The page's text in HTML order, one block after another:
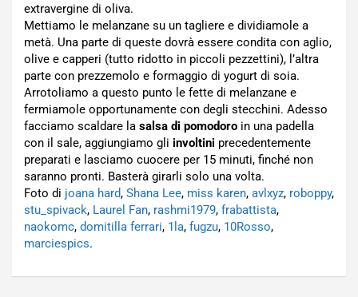
extravergine di oliva.
Mettiamo le melanzane su un tagliere e dividiamole a
metà. Una parte di queste dovrà essere condita con aglio,
olive e capperi (tutto ridotto in piccoli pezzettini), l’altra
parte con prezzemolo e formaggio di yogurt di soia.
Arrotoliamo a questo punto le fette di melanzane e
fermiamole opportunamente con degli stecchini. Adesso
facciamo scaldare la salsa di pomodoro in una padella
con il sale, aggiungiamo gli involtini precedentemente
preparati e lasciamo cuocere per 15 minuti, finché non
saranno pronti. Basterà girarli solo una volta.
Foto di joana hard, Shana Lee, miss karen, avlxyz, roboppy,
stu_spivack, Laurel Fan, rashmi1979, frabattista,
naokomc, domitilla ferrari, 1la, fugzu, 10Rosso,
marciespics.